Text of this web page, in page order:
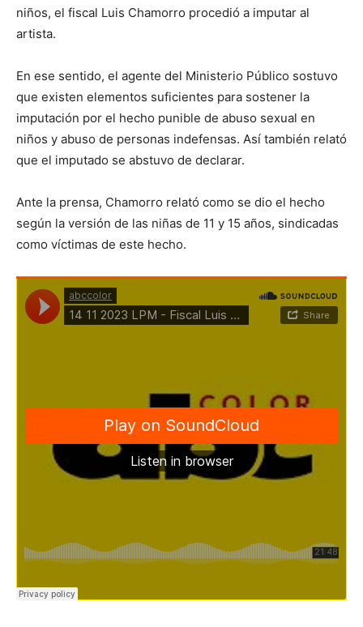
niños, el fiscal Luis Chamorro procedió a imputar al
artista.
En ese sentido, el agente del Ministerio Público sostuvo
que existen elementos suficientes para sostener la
imputación por el hecho punible de abuso sexual en
niños y abuso de personas indefensas. Así también relató
que el imputado se abstuvo de declarar.
Ante la prensa, Chamorro relató como se dio el hecho
según la versión de las niñas de 11 y 15 años, sindicadas
como víctimas de este hecho.